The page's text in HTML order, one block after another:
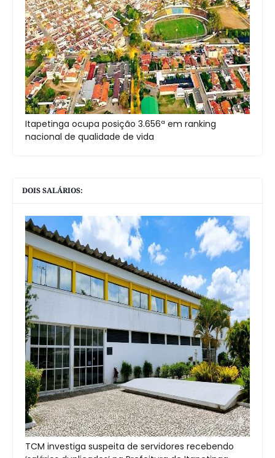
Itapetinga ocupa posição 3.656ª em ranking
nacional de qualidade de vida
DOIS SALÁRIOS:
TCM investiga suspeita de servidores recebendo